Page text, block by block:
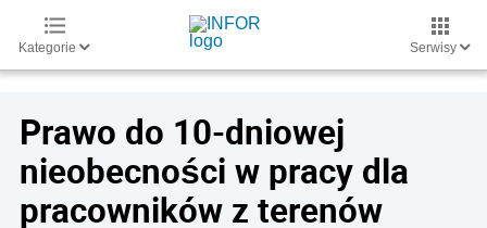
Kategorie Serwisy
Prawo do 10-dniowej
nieobecności w pracy dla
pracowników z terenów